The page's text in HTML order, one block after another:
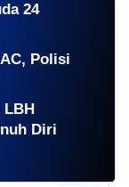
24
Polisi
Diri